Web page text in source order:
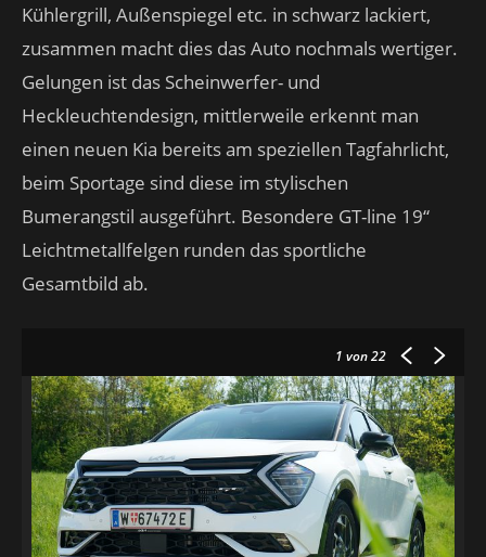
Kühlergrill, Außenspiegel etc. in schwarz lackiert,
zusammen macht dies das Auto nochmals wertiger.
Gelungen ist das Scheinwerfer- und
Heckleuchtendesign, mittlerweile erkennt man
einen neuen Kia bereits am speziellen Tagfahrlicht,
beim Sportage sind diese im stylischen
Bumerangstil ausgeführt. Besondere GT-line 19“
Leichtmetallfelgen runden das sportliche
Gesamtbild ab.
1 von 22